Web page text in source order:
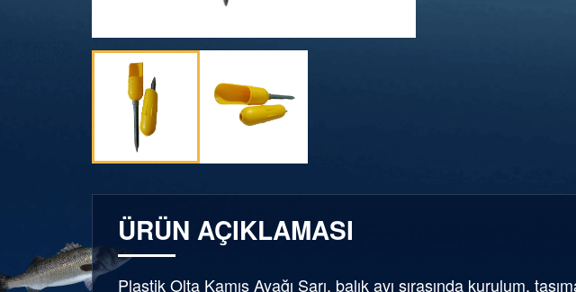
ÜRÜN AÇIKLAMASI
Plastik Olta Kamış Ayağı Sarı, balık avı sırasında kurulum,